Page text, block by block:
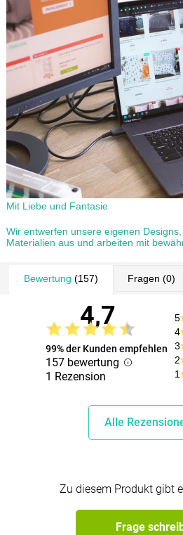
Mit Liebe und Fantasie
Wir entwerfen unsere eigenen
Materialien aus und arbeiten mit
Bewertung (157) Fragen (0)
4,7
99% der Kunden empfehlen
157 bewertung
1 Rezension
5
4
3
2
1
Alle
Zu diesem Produkt gibt
Frage